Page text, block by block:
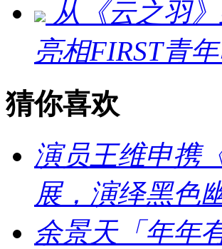
从《云之羽
亮相FIRST青
猜你喜欢
演员王维申携
展，演绎黑色
余景天「年年